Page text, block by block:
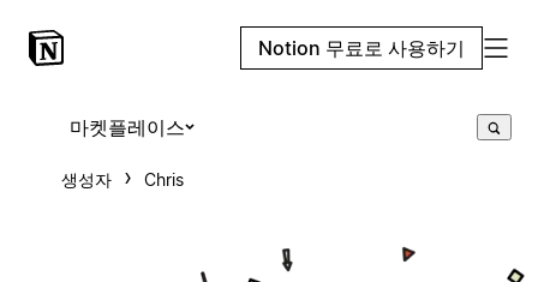
Notion 무료로 사용하기
마켓플레이스
생성자 Chris